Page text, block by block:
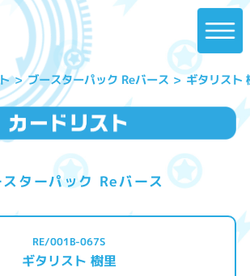
ブースターパック Reバース ギタリスト
スターパック Reバース
RE/001B-067S
ギタリスト 樹里